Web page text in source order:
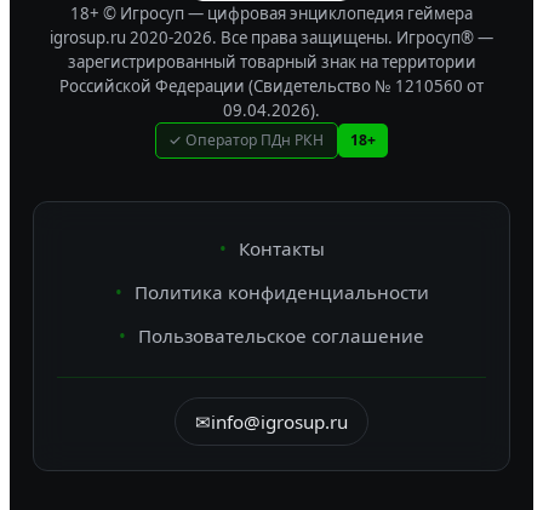
18+ © Игросуп — цифровая энциклопедия геймера
igrosup.ru 2020-2026. Все права защищены. Игросуп® —
зарегистрированный товарный знак на территории
Российской Федерации (Свидетельство № 1210560 от
09.04.2026).
✓ Оператор ПДн РКН 18+
Контакты
Политика конфиденциальности
Пользовательское соглашение
✉info@igrosup.ru